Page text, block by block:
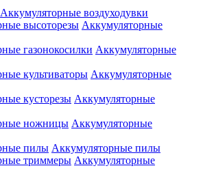
Аккумуляторные воздуходувки
Аккумуляторные
Аккумуляторные
Аккумуляторные
Аккумуляторные
Аккумуляторные
Аккумуляторные пилы
Аккумуляторные